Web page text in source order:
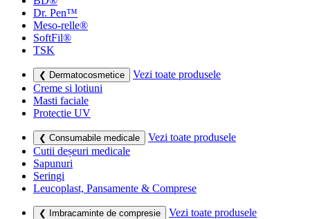
Dr. Pen™
Meso-relle®
SoftFil®
TSK
❮ Dermatocosmetice
Vezi toate produsele
Creme si lotiuni
Masti faciale
Protectie UV
❮ Consumabile medicale
Vezi toate produsele
Cutii deșeuri medicale
Sapunuri
Seringi
Leucoplast, Pansamente & Comprese
❮ Imbracaminte de compresie
Vezi toate produsele